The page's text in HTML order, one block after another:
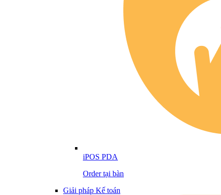
iPOS PDA
Order tại bàn
Giải pháp Kế toán